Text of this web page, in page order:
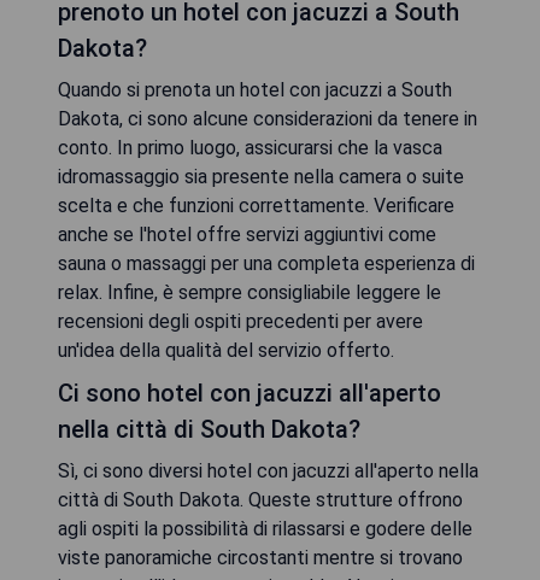
prenoto un hotel con jacuzzi a South
Dakota?
Quando si prenota un hotel con jacuzzi a South
Dakota, ci sono alcune considerazioni da tenere in
conto. In primo luogo, assicurarsi che la vasca
idromassaggio sia presente nella camera o suite
scelta e che funzioni correttamente. Verificare
anche se l'hotel offre servizi aggiuntivi come
sauna o massaggi per una completa esperienza di
relax. Infine, è sempre consigliabile leggere le
recensioni degli ospiti precedenti per avere
un'idea della qualità del servizio offerto.
Ci sono hotel con jacuzzi all'aperto
nella città di South Dakota?
Sì, ci sono diversi hotel con jacuzzi all'aperto nella
città di South Dakota. Queste strutture offrono
agli ospiti la possibilità di rilassarsi e godere delle
viste panoramiche circostanti mentre si trovano